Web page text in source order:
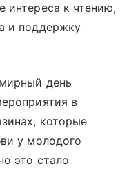
интереса к чтению,
и поддержку
день
в
которые
у молодого
это стало